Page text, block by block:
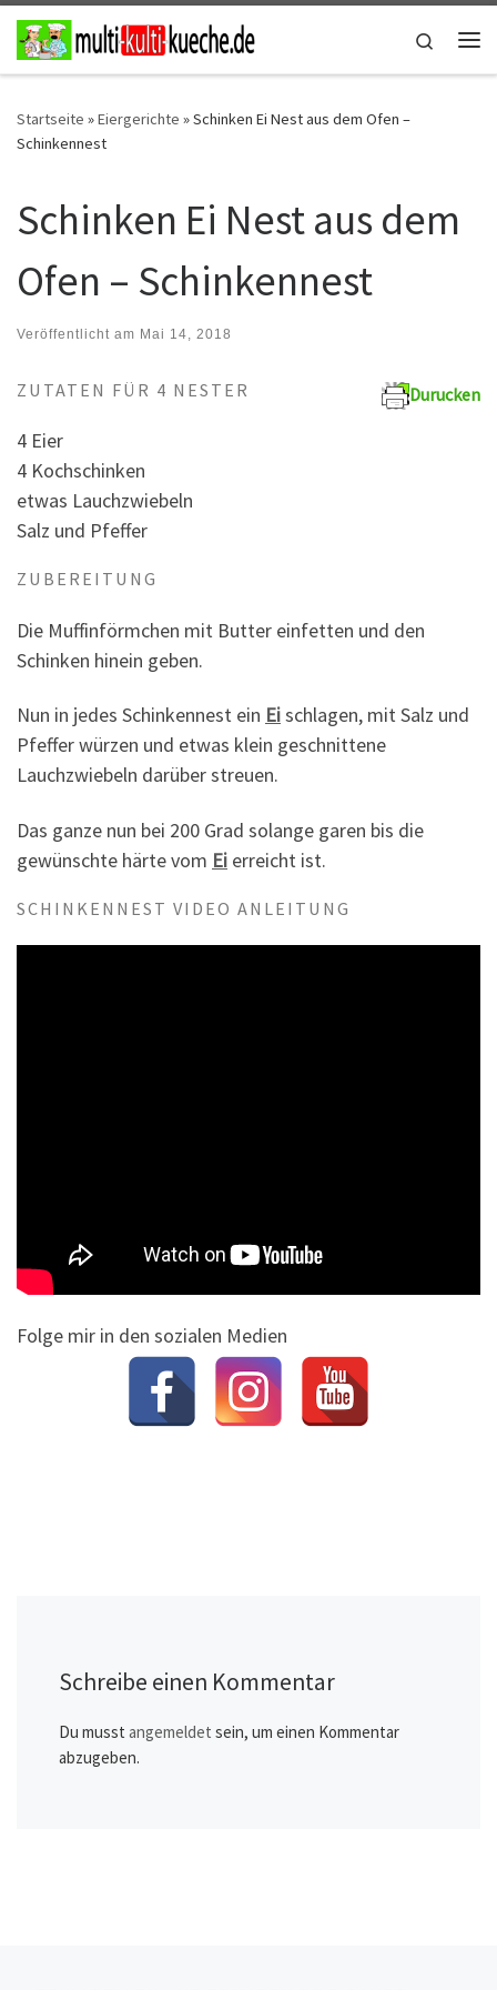
Zum Inhalt springen
Search
Startseite »Eiergerichte »Schinken Ei Nest aus dem Ofen –
Schinkennest
Schinken Ei Nest aus dem
Ofen – Schinkennest
Veröffentlicht am Mai 14, 2018
Durucken
ZUTATEN FÜR 4 NESTER
4 Eier
4 Kochschinken
etwas Lauchzwiebeln
Salz und Pfeffer
ZUBEREITUNG
Die Muffinförmchen mit Butter einfetten und den
Schinken hinein geben.
Nun in jedes Schinkennest ein Eischlagen, mit Salz und
Pfeffer würzen und etwas klein geschnittene
Lauchzwiebeln darüber streuen.
Das ganze nun bei 200 Grad solange garen bis die
gewünschte härte vom Ei erreicht ist.
SCHINKENNEST VIDEO ANLEITUNG
Folge mir in den sozialen Medien
Schreibe einen Kommentar
Du musst angemeldet sein, um einen Kommentar
abzugeben.